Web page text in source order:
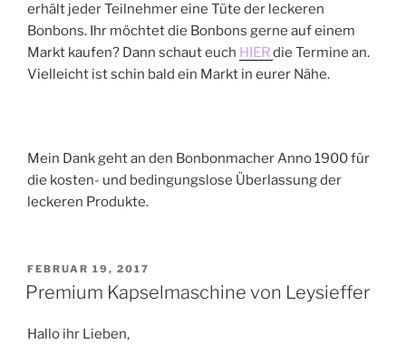
erhält jeder Teilnehmer eine Tüte der leckeren
Bonbons. Ihr möchtet die Bonbons gerne auf einem
Markt kaufen? Dann schaut euch HIERdie Termine an.
Vielleicht ist schin bald ein Markt in eurer Nähe.
Mein Dank geht an den Bonbonmacher Anno 1900 für
die kosten- und bedingungslose Überlassung der
leckeren Produkte.
VERÖFFENTLICHT
AM
FEBRUAR 19, 2017
Premium Kapselmaschine von Leysieffer
Hallo ihr Lieben,